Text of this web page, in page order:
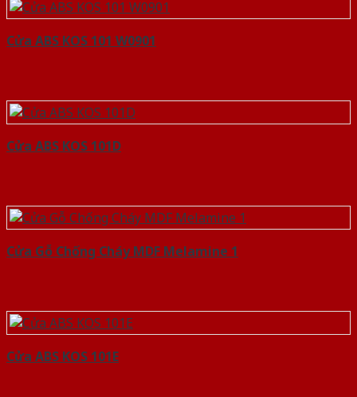
Cửa ABS KOS 101 W0901
Cửa ABS KOS 101D
Cửa Gỗ Chống Cháy MDF Melamine 1
Cửa ABS KOS 101E